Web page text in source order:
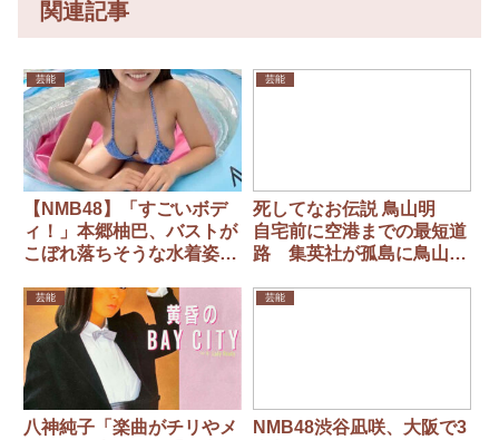
関連記事
芸能
【NMB48】「すごいボデ
ィ！」本郷柚巴、バストが
こぼれ落ちそうな水着姿披
芸能
死してなお伝説 鳥山明
自宅前に空港までの最短道
路 集英社が孤島に鳥山を
芸能
八神純子「楽曲がチリやメ
芸能
NMB48渋谷凪咲、大阪で3